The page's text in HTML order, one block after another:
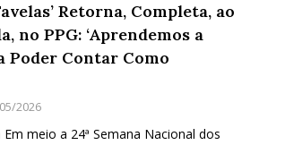
Retorna, Completa, ao
no PPG: ‘Aprendemos a
Poder Contar Como
2026
meio a 24ª Semana Nacional dos